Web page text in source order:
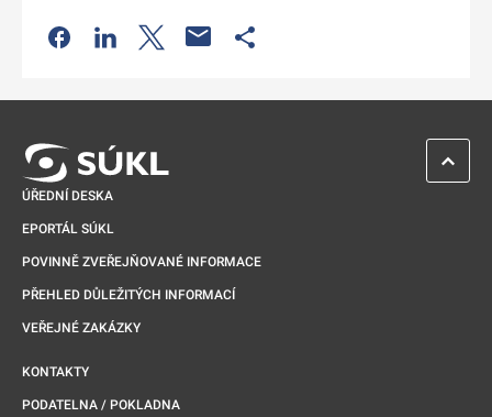
Odkaz se otevře na nové kartě
Odkaz se otevře na nové kartě
Odkaz se otevře na nové kartě
ÚŘEDNÍ DESKA
EPORTÁL SÚKL
POVINNĚ ZVEŘEJŇOVANÉ INFORMACE
PŘEHLED DŮLEŽITÝCH INFORMACÍ
VEŘEJNÉ ZAKÁZKY
KONTAKTY
PODATELNA / POKLADNA
ZPĚT